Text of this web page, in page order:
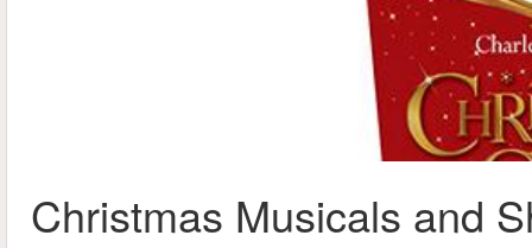
Christmas Musicals and